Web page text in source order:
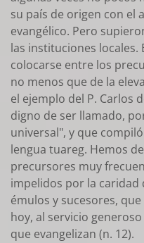
su país de origen con el
evangélico. Pero
las instituciones locales.
colocarse entre los
no menos que de la
el ejemplo del P. Carlos
digno de ser llamado,
universal", y que
lengua tuareg. Hemos
precursores muy
impelidos por la caridad
émulos y sucesores,
hoy, al servicio
que evangelizan (n. 12).